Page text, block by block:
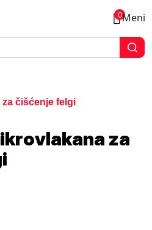
0Meni
čišćenje felgi
za